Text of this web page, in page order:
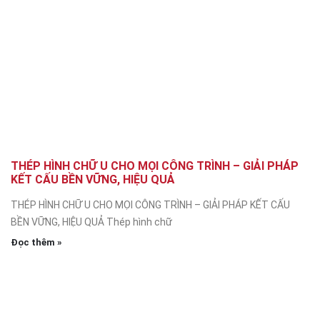
THÉP HÌNH CHỮ U CHO MỌI CÔNG TRÌNH – GIẢI PHÁP
KẾT CẤU BỀN VỮNG, HIỆU QUẢ
THÉP HÌNH CHỮ U CHO MỌI CÔNG TRÌNH – GIẢI PHÁP KẾT CẤU
BỀN VỮNG, HIỆU QUẢ Thép hình chữ
Đọc thêm »